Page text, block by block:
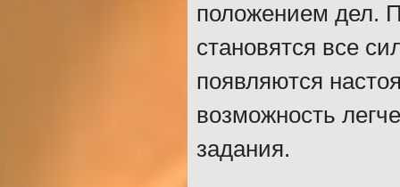
положением дел.
становятся все
появляются
возможность
задания.